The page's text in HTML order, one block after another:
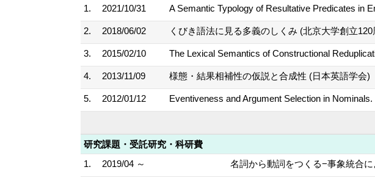
1.
2021/10/31 A Semantic Typology of Resultative Predicates in
2. 2018/06/02 くびき語法に見る多義のしくみ (北京大学創立
3. 2015/02/10 The Lexical Semantics of Constructional
4. 2013/11/09 様態・結果相補性の仮説と合成性 (日本英語学会)
5. 2012/01/12 Eventiveness and Argument Selection in
研究課題・受託研究・科研費
1.
2019/04 ～ 名詞から動詞をつくる−事象統合